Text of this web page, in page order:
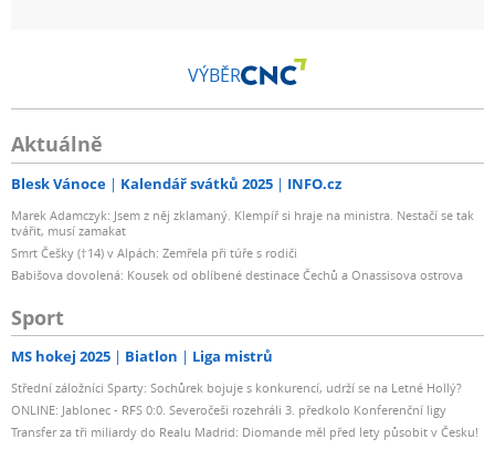
VÝBĚR
Aktuálně
Blesk Vánoce Kalendář svátků 2025 INFO.cz
Marek Adamczyk: Jsem z něj zklamaný. Klempíř si hraje na ministra. Nestačí se tak
tvářit, musí zamakat
Smrt Češky (†14) v Alpách: Zemřela při túře s rodiči
Babišova dovolená: Kousek od oblíbené destinace Čechů a Onassisova ostrova
Sport
MS hokej 2025 Biatlon Liga mistrů
Střední záložníci Sparty: Sochůrek bojuje s konkurencí, udrží se na Letné Hollý?
ONLINE: Jablonec - RFS 0:0. Severočeši rozehráli 3. předkolo Konferenční ligy
Transfer za tři miliardy do Realu Madrid: Diomande měl před lety působit v Česku!